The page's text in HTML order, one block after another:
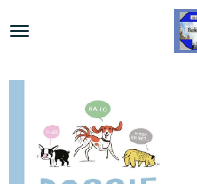
direct
de
hoofdinhoud